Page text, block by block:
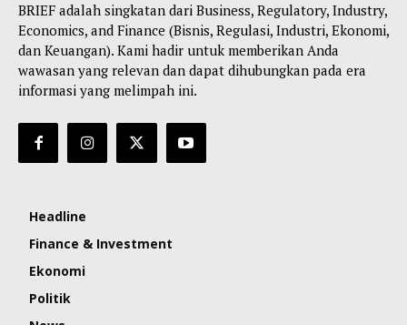
BRIEF adalah singkatan dari Business, Regulatory, Industry,
Economics, and Finance (Bisnis, Regulasi, Industri, Ekonomi,
dan Keuangan). Kami hadir untuk memberikan Anda
wawasan yang relevan dan dapat dihubungkan pada era
informasi yang melimpah ini.
Headline
Finance & Investment
Ekonomi
Politik